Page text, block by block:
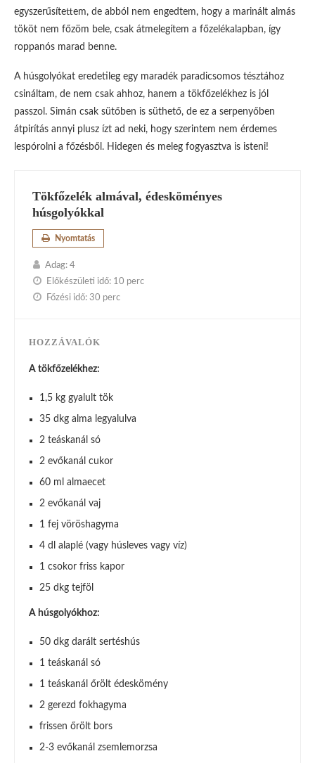
egyszerűsítettem, de abból nem engedtem, hogy a marinált almás
tököt nem főzöm bele, csak átmelegítem a főzelékalapban, így
roppanós marad benne.
A húsgolyókat eredetileg egy maradék paradicsomos tésztához
csináltam, de nem csak ahhoz, hanem a tökfőzelékhez is jól
passzol. Simán csak sütőben is süthető, de ez a serpenyőben
átpirítás annyi plusz ízt ad neki, hogy szerintem nem érdemes
lespórolni a főzésből. Hidegen és meleg fogyasztva is isteni!
Tökfőzelék almával, édesköményes
húsgolyókkal
Nyomtatás
Adag: 4
Előkészületi idő: 10 perc
Főzési idő: 30 perc
HOZZÁVALÓK
A tökfőzelékhez:
1,5 kg gyalult tök
35 dkg alma legyalulva
2 teáskanál só
2 evőkanál cukor
60 ml almaecet
2 evőkanál vaj
1 fej vöröshagyma
4 dl alaplé (vagy húsleves vagy víz)
1 csokor friss kapor
25 dkg tejföl
A húsgolyókhoz:
50 dkg darált sertéshús
1 teáskanál só
1 teáskanál őrölt édeskömény
2 gerezd fokhagyma
frissen őrölt bors
2-3 evőkanál zsemlemorzsa